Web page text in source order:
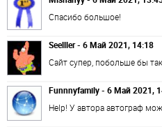
Спасибо большое!
Seelller - 6 Май 2021, 14:18
Сайт супер, побольше бы
Funnnyfamily - 6 Май 2021,
Help! У автора автограф